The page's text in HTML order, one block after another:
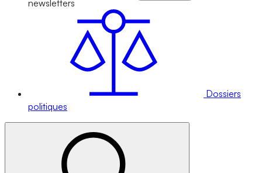
newsletters
Dossiers
politiques